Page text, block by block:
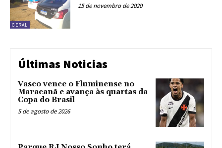
GERAL
15 de novembro de 2020
Últimas Noticias
Vasco vence o Fluminense no
Maracanã e avança às quartas da
Copa do Brasil
5 de agosto de 2026